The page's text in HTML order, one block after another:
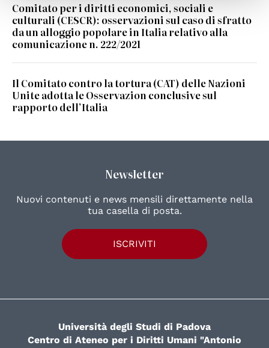
Comitato per i diritti economici, sociali e
culturali (CESCR): osservazioni sul caso di sfratto
da un alloggio popolare in Italia relativo alla
comunicazione n. 222/2021
Il Comitato contro la tortura (CAT) delle Nazioni
Unite adotta le Osservazion conclusive sul
rapporto dell’Italia
Newsletter
Nuovi contenuti e news mensili direttamente nella
tua casella di posta.
ISCRIVITI
Università degli Studi di Padova
Centro di Ateneo per i Diritti Umani "Antonio